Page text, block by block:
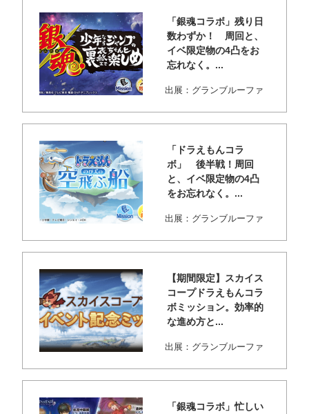
「銀魂コラボ」残り日
数わずか！ 周回と、
イベ限定物の4凸をお
忘れなく。...
出展：グランブルーファ
「ドラえもんコラ
ボ」 後半戦！周回
と、イベ限定物の4凸
をお忘れなく。...
出展：グランブルーファ
【期間限定】スカイス
コープドラえもんコラ
ボミッション。効率的
な進め方と...
出展：グランブルーファ
「銀魂コラボ」忙しい